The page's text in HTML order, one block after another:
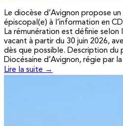
Le diocèse d’Avignon propose
épiscopal(e) à l’information en
La rémunération est définie
vacant à partir du 30 juin 2026,
dès que possible. Description du
Diocésaine d’Avignon, régie par
Lire la suite →